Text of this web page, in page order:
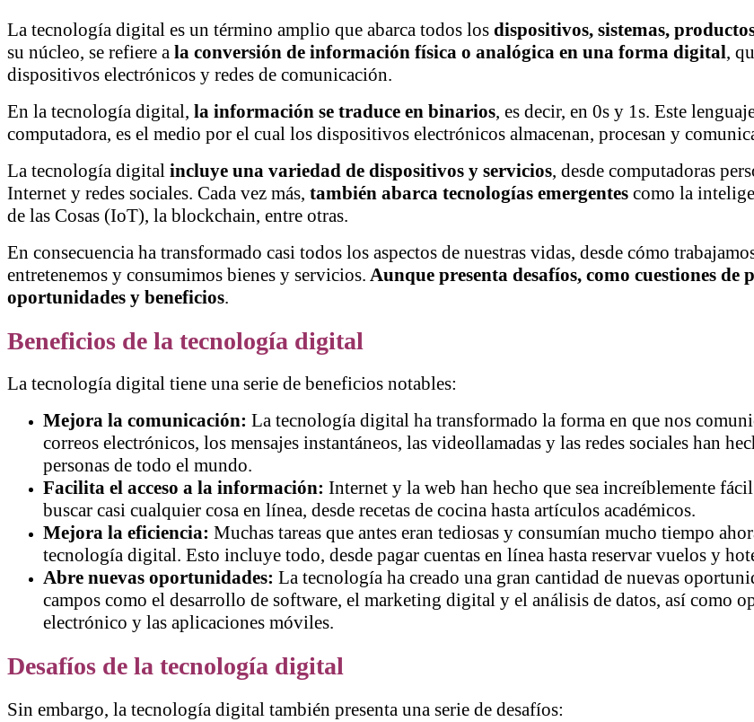
La tecnología digital es un término amplio que abarca todos los dispositivos, sistemas,
su núcleo, se refiere a la conversión de información física o analógica en una forma digital,
dispositivos electrónicos y redes de comunicación.
En la tecnología digital, la información se traduce en binarios, es decir, en 0s y 1s. Este
computadora, es el medio por el cual los dispositivos electrónicos almacenan, procesan y
La tecnología digital incluye una variedad de dispositivos y servicios, desde computadoras
Internet y redes sociales. Cada vez más, también abarca tecnologías emergentes como la
de las Cosas (IoT), la blockchain, entre otras.
En consecuencia ha transformado casi todos los aspectos de nuestras vidas, desde cómo
entretenemos y consumimos bienes y servicios. Aunque presenta desafíos, como cuestiones
oportunidades y beneficios.
Beneficios de la tecnología digital
La tecnología digital tiene una serie de beneficios notables:
Mejora la comunicación: La tecnología digital ha transformado la forma en que nos
correos electrónicos, los mensajes instantáneos, las videollamadas y las redes sociales han
personas de todo el mundo.
Facilita el acceso a la información: Internet y la web han hecho que sea increíblemente
buscar casi cualquier cosa en línea, desde recetas de cocina hasta artículos académicos.
Mejora la eficiencia: Muchas tareas que antes eran tediosas y consumían mucho tiempo
tecnología digital. Esto incluye todo, desde pagar cuentas en línea hasta reservar vuelos y
Abre nuevas oportunidades: La tecnología ha creado una gran cantidad de nuevas
campos como el desarrollo de software, el marketing digital y el análisis de datos, así como
electrónico y las aplicaciones móviles.
Desafíos de la tecnología digital
Sin embargo, la tecnología digital también presenta una serie de desafíos: